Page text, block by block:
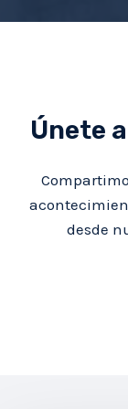
Únete
desde